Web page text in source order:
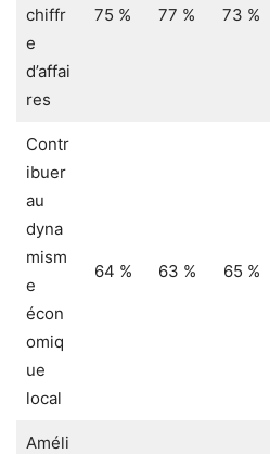
chiffr
e
d’affai
res
75 % 77 % 73 %
Contr
ibuer
au
dyna
mism
e
écon
omiq
ue
local
64 % 63 % 65 %
Améli